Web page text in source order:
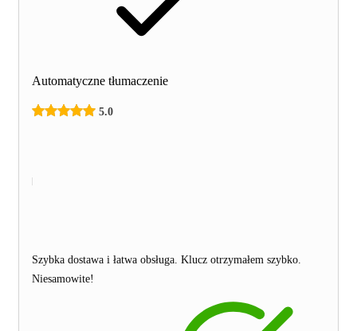
Automatyczne tłumaczenie
5.0
Szybka dostawa i łatwa obsługa. Klucz otrzymałem szybko.
Niesamowite!